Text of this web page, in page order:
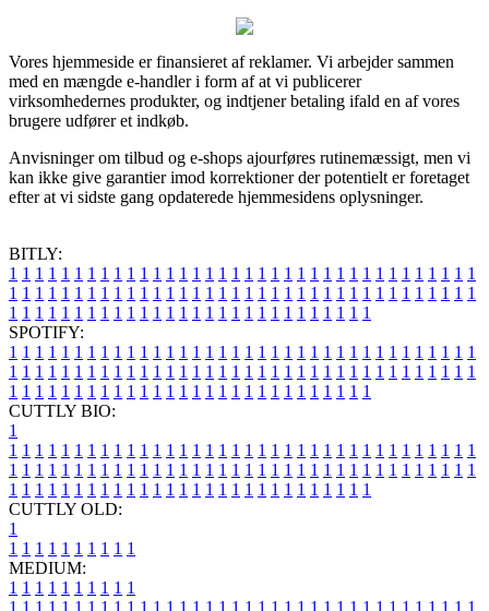
Vores hjemmeside er finansieret af reklamer. Vi arbejder sammen
med en mængde e-handler i form af at vi publicerer
virksomhedernes produkter, og indtjener betaling ifald en af vores
brugere udfører et indkøb.
Anvisninger om tilbud og e-shops ajourføres rutinemæssigt, men vi
kan ikke give garantier imod korrektioner der potentielt er foretaget
efter at vi sidste gang opdaterede hjemmesidens oplysninger.
BITLY:
1 1 1 1 1 1 1 1 1 1 1 1 1 1 1 1 1 1 1 1 1 1 1 1 1 1 1 1 1 1 1 1 1 1 1 1
1 1 1 1 1 1 1 1 1 1 1 1 1 1 1 1 1 1 1 1 1 1 1 1 1 1 1 1 1 1 1 1 1 1 1 1
1 1 1 1 1 1 1 1 1 1 1 1 1 1 1 1 1 1 1 1 1 1 1 1 1 1 1 1
SPOTIFY:
1 1 1 1 1 1 1 1 1 1 1 1 1 1 1 1 1 1 1 1 1 1 1 1 1 1 1 1 1 1 1 1 1 1 1 1
1 1 1 1 1 1 1 1 1 1 1 1 1 1 1 1 1 1 1 1 1 1 1 1 1 1 1 1 1 1 1 1 1 1 1 1
1 1 1 1 1 1 1 1 1 1 1 1 1 1 1 1 1 1 1 1 1 1 1 1 1 1 1 1
CUTTLY BIO:
1
1 1 1 1 1 1 1 1 1 1 1 1 1 1 1 1 1 1 1 1 1 1 1 1 1 1 1 1 1 1 1 1 1 1 1 1
1 1 1 1 1 1 1 1 1 1 1 1 1 1 1 1 1 1 1 1 1 1 1 1 1 1 1 1 1 1 1 1 1 1 1 1
1 1 1 1 1 1 1 1 1 1 1 1 1 1 1 1 1 1 1 1 1 1 1 1 1 1 1 1
CUTTLY OLD:
1
1 1 1 1 1 1 1 1 1 1
MEDIUM:
1 1 1 1 1 1 1 1 1 1
1 1 1 1 1 1 1 1 1 1 1 1 1 1 1 1 1 1 1 1 1 1 1 1 1 1 1 1 1 1 1 1 1 1 1 1